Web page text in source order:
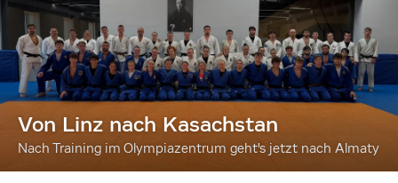
Von Linz nach Kasachstan
Nach Training im Olympiazentrum geht's jetzt nach Almaty